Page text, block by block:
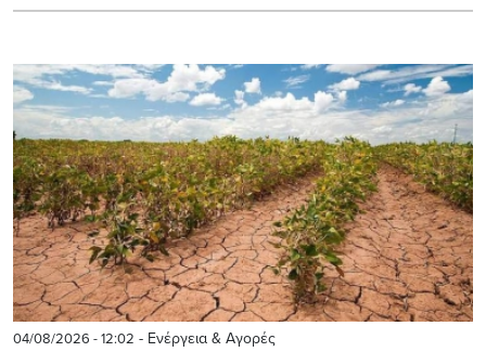
04/08/2026 - 12:02 - Ενέργεια & Αγορές